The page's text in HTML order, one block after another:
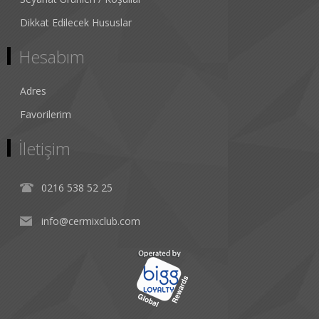
Dikkat Edilecek Hususlar
Hesabım
Adres
Favorilerim
İletişim
0216 538 52 25
info@cermixclub.com